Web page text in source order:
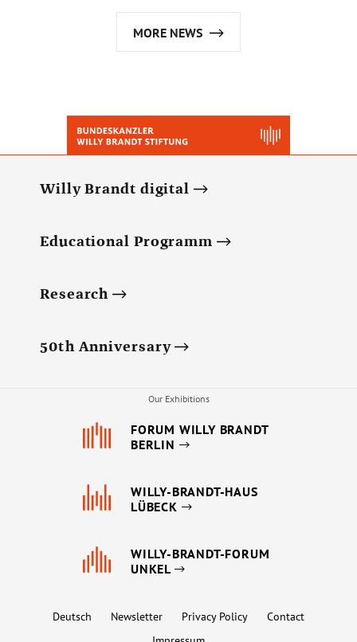
MORE NEWS
Willy Brandt digital
Educational Programm
Research
50th Anniversary
Our Exhibitions
FORUM WILLY BRANDT
BERLIN
WILLY-BRANDT-HAUS
LÜBECK
WILLY-BRANDT-FORUM
UNKEL
Deutsch Newsletter Privacy Policy
Contact